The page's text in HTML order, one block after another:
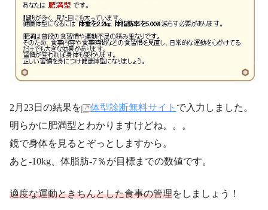
2月23日の結果を 体型診断無料サイト で入力しました。
明らかに肥満型とわかりますけどね。。。
鏡で身体を見るとぞっとしますから。
あと-10kg、体脂肪-7％が目標までの数値です。
適度な運動ときちんとした食事の管理をしましょう！